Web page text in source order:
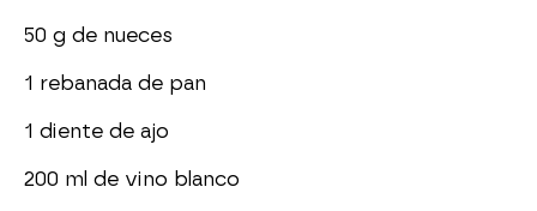
50 g de nueces
1 rebanada de pan
1 diente de ajo
200 ml de vino blanco